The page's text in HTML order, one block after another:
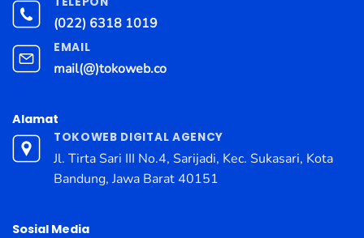
(022) 6318 1019
EMAIL
mail(@)tokoweb.co
Alamat
TOKOWEB DIGITAL AGENCY
Jl. Tirta Sari III No.4, Sarijadi, Kec. Sukasari, Kota
Bandung, Jawa Barat 40151
Sosial Media